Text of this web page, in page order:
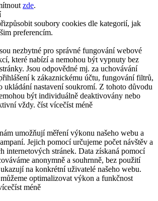
zde.
soubory cookies dle kategorií, jak
preferencím.
nezbytné pro správné fungování webové
které nabízí a nemohou být vypnuty bez
Jsou odpovědné mj. za uchovávání
k zákaznickému účtu, fungování filtrů,
ukládání nastavení soukromí. Z tohoto důvodu
být individuálně deaktivovány nebo
vždy. číst vícečíst méně
umožňují měření výkonu našeho webu a
Jejich pomocí určujeme počet návštěv a
internetových stránek. Data získaná pomocí
anonymně a souhrnně, bez použití
na konkrétní uživatelé našeho webu.
optimalizovat výkon a funkčnost
číst méně